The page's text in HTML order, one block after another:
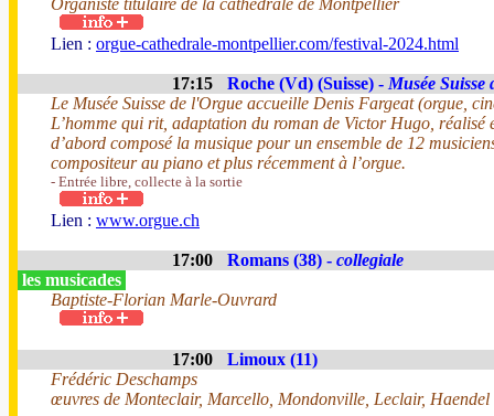
Organiste titulaire de la cathédrale de Montpellier
Lien : orgue-cathedrale-montpellier.com/festival-2024.html
17:15 Roche (Vd) (Suisse) - Musée Suisse
Le Musée Suisse de l'Orgue accueille Denis Fargeat (orgue,
L’homme qui rit, adaptation du roman de Victor Hugo,
d’abord composé la musique pour un ensemble de 12
compositeur au piano et plus récemment à l’orgue.
- Entrée libre, collecte à la sortie
Lien : www.orgue.ch
17:00 Romans (38) - collegiale
les musicades
Baptiste-Florian Marle-Ouvrard
17:00
Limoux (11)
Frédéric Deschamps
œuvres de Monteclair, Marcello, Mondonville, Leclair, Haendel